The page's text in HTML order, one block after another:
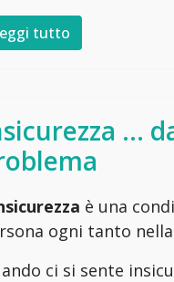
tutto
...
è una
ogni tanto
ci si sente